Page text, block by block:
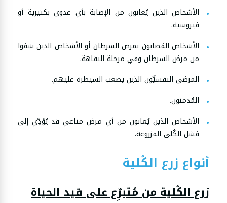
الأشخاص الذين يُعانون من الإصابة بأي عدوى بكتيرية أو
فيروسية.
الأشخاص المُصابون بمرض السرطان أو الأشخاص الذين شفوا
من مرض السرطان وفي مرحلة النقاهة.
المرضى النفسيُّون الذين يصعب السيطرة عليهم.
المُدمنون.
الأشخاص الذين يُعانون من أي مرض مناعي قد يُؤدِّي إلى
فشل الكُلى المزروعة.
أنواع زرع الكُلية
زرع الكُلية من مُتبرِّع على قيد الحياة